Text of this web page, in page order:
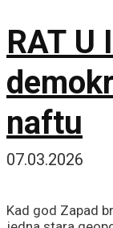
RAT U
naftu
07.03.2026
Kad god Zapad